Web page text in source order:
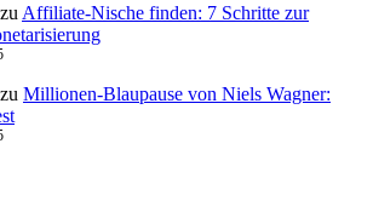
zu Affiliate-Nische finden: 7 Schritte zur
zu Millionen‑Blaupause von Niels Wagner: